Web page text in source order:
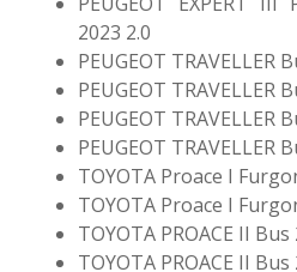
2023 2.0
PEUGEOT TRAVELLER
PEUGEOT TRAVELLER
PEUGEOT TRAVELLER
PEUGEOT TRAVELLER
TOYOTA Proace I
TOYOTA Proace I
TOYOTA PROACE II
TOYOTA PROACE II